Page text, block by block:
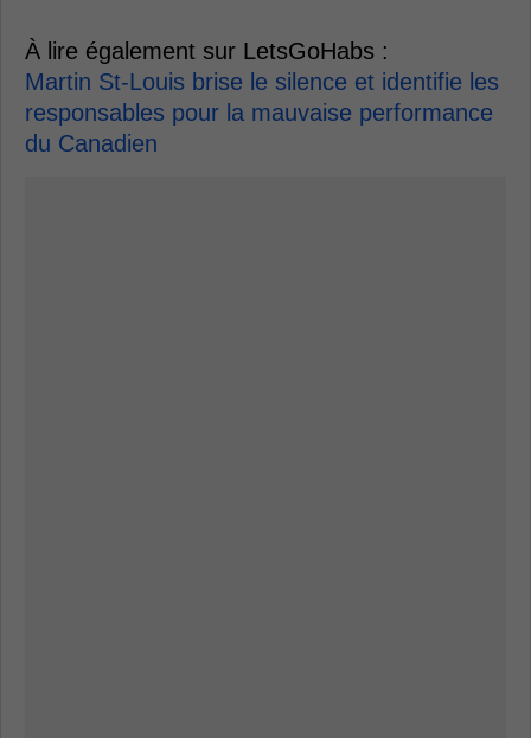
À lire également sur LetsGoHabs :
Martin St-Louis brise le silence et identifie les
responsables pour la mauvaise performance
du Canadien